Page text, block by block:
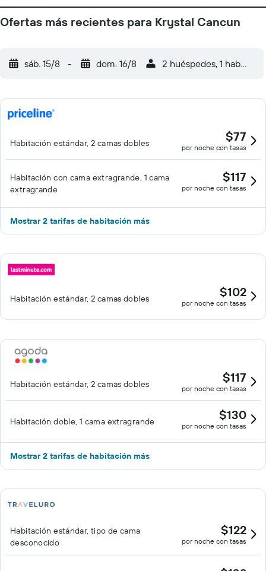
Ofertas más recientes para Krystal Cancun
sáb. 15/8 - dom. 16/8 2 huéspedes, 1
Habitación estándar, 2 camas dobles $77
por noche con tasas
Habitación con cama extragrande, 1 cama
extragrande
$117
por noche con tasas
Mostrar 2 tarifas de habitación más
Habitación estándar, 2 camas dobles $102
por noche con tasas
Habitación estándar, 2 camas dobles $117
por noche con tasas
Habitación doble, 1 cama extragrande $130
por noche con tasas
Mostrar 2 tarifas de habitación más
Habitación estándar, tipo de cama
desconocido
$122
por noche con tasas